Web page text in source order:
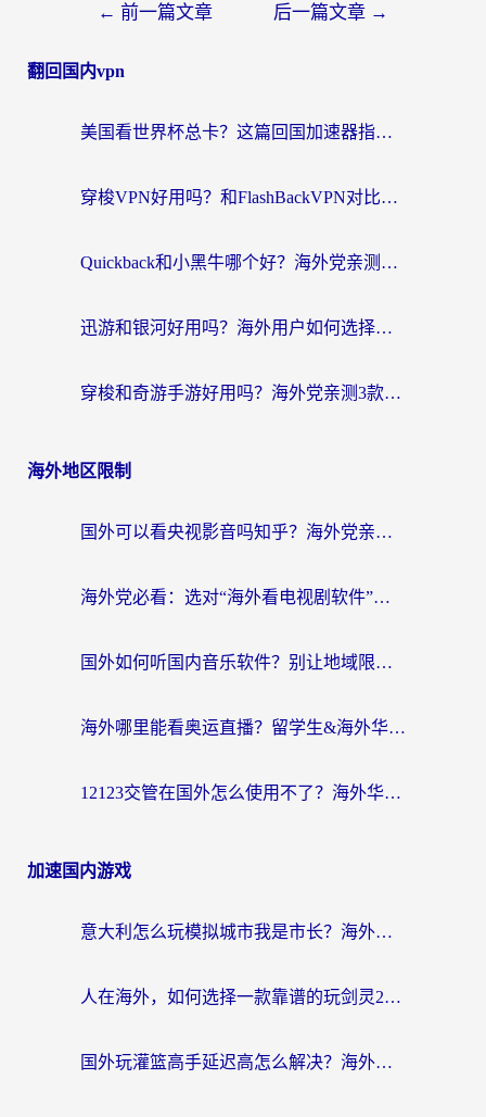
← 前一篇文章 后一篇文章 →
翻回国内vpn
美国看世界杯总卡？这篇回国加速器指南帮你无缝刷国内资源（附苹果手机VPN设置步骤）
穿梭VPN好用吗？和FlashBackVPN对比哪个回国效果更好？
Quickback和小黑牛哪个好？海外党亲测指南，选对回国加速器秒回国内
迅游和银河好用吗？海外用户如何选择回国加速器实现无缝访问国内资源
穿梭和奇游手游好用吗？海外党亲测3款回国加速器，附蜜蜂加速器七天试用攻略
海外地区限制
国外可以看央视影音吗知乎？海外党亲测有效的回国加速方案
海外党必看：选对“海外看电视剧软件”，再也不用愁国内剧刷不了
国外如何听国内音乐软件？别让地域限制，断了你的中文歌单
海外哪里能看奥运直播？留学生&海外华人必看的体育赛事观赛终极指南
12123交管在国外怎么使用不了？海外华人必看的无缝访问国内资源指南
加速国内游戏
意大利怎么玩模拟城市我是市长？海外党国服游戏加速终极攻略（附三国3量子特攻解决办法）
人在海外，如何选择一款靠谱的玩剑灵2加速器？
国外玩灌篮高手延迟高怎么解决？海外玩家国服游戏加速终极指南